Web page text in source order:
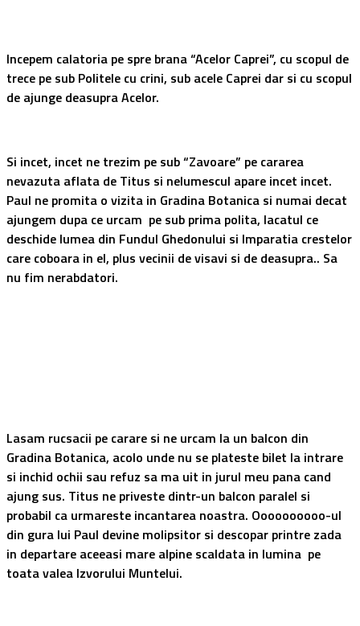
Incepem calatoria pe spre brana “Acelor Caprei”, cu scopul de
trece pe sub Politele cu crini, sub acele Caprei dar si cu scopul
de ajunge deasupra Acelor.
Si incet, incet ne trezim pe sub “Zavoare” pe cararea
nevazuta aflata de Titus si nelumescul apare incet incet.
Paul ne promita o vizita in Gradina Botanica si numai decat
ajungem dupa ce urcam pe sub prima polita, lacatul ce
deschide lumea din Fundul Ghedonului si Imparatia crestelor
care coboara in el, plus vecinii de visavi si de deasupra.. Sa
nu fim nerabdatori.
Lasam rucsacii pe carare si ne urcam la un balcon din
Gradina Botanica, acolo unde nu se plateste bilet la intrare
si inchid ochii sau refuz sa ma uit in jurul meu pana cand
ajung sus. Titus ne priveste dintr-un balcon paralel si
probabil ca urmareste incantarea noastra. Oooooooooo-ul
din gura lui Paul devine molipsitor si descopar printre zada
in departare aceeasi mare alpine scaldata in lumina pe
toata valea Izvorului Muntelui.